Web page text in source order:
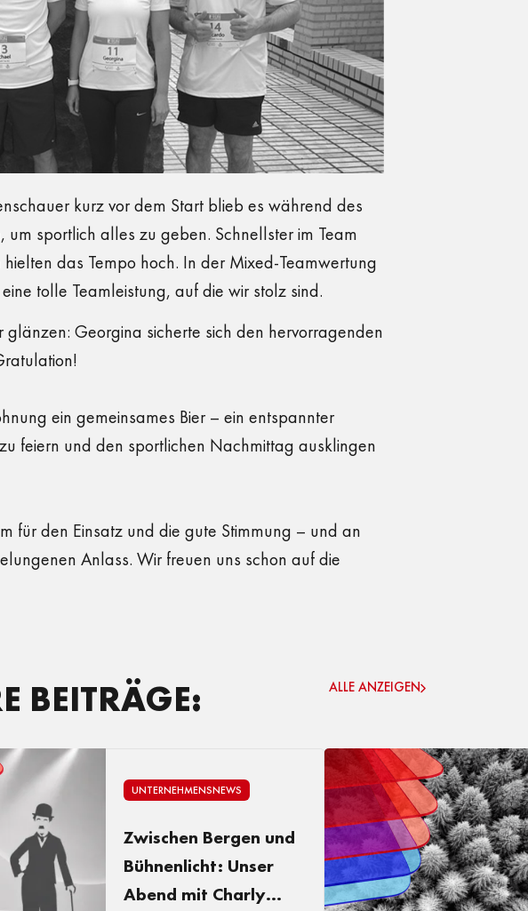
kurz vor dem Start blieb es während des
sportlich alles zu geben. Schnellster im Team
das Tempo hoch. In der Mixed-Teamwertung
tolle Teamleistung, auf die wir stolz sind.
Georgina sicherte sich den hervorragenden
ein gemeinsames Bier – ein entspannter
feiern und den sportlichen Nachmittag ausklingen
für den Einsatz und die gute Stimmung – und an
Anlass. Wir freuen uns schon auf die
BEITRÄGE: ALLE ANZEIGEN
UNTERNEHMENSNEWS
Zwischen Bergen und
Bühnenlicht: Unser
Abend mit Charly